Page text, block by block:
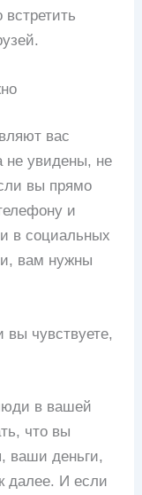
вас
не увидены, не
вы прямо
и
в социальных
вам нужны
чувствуете,
в вашей
что вы
ваши деньги,
далее. И если